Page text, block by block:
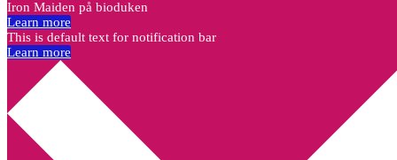
Iron Maiden på bioduken
Learn more
This is default text for notification bar
Learn more